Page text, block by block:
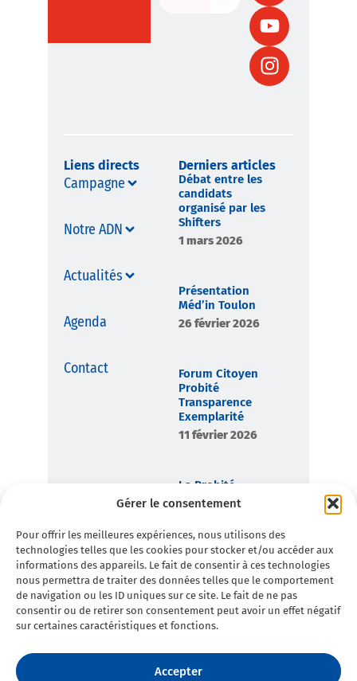
Gérer le consentement
Pour offrir les meilleures expériences, nous utilisons des
technologies telles que les cookies pour stocker et/ou accéder aux
informations des appareils. Le fait de consentir à ces technologies
nous permettra de traiter des données telles que le comportement
de navigation ou les ID uniques sur ce site. Le fait de ne pas
consentir ou de retirer son consentement peut avoir un effet négatif
sur certaines caractéristiques et fonctions.
Accepter
Liens directs
Campagne
Notre ADN
Actualités
Agenda
Contact
Derniers articles
Débat entre les
candidats
organisé par les
Shifters
1 mars 2026
Présentation
Méd’in Toulon
26 février 2026
Forum Citoyen
Probité
Transparence
Exemplarité
11 février 2026
La Probité,
boussole
Commun
7 février 2026